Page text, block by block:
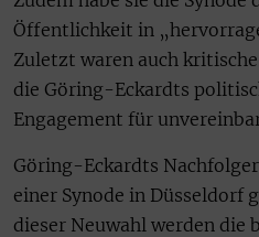
Öffentlichkeit in
Zuletzt waren auch
die Göring-Eckardts
Engagement für
Göring-Eckardts
einer Synode in Düsseldorf
dieser Neuwahl werden die